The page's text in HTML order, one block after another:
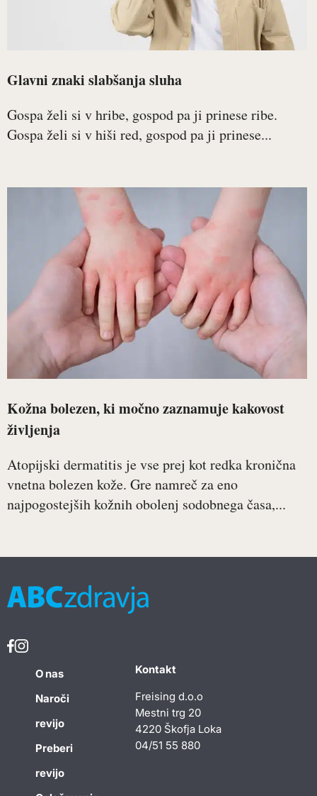
Glavni znaki slabšanja sluha
Gospa želi si v hribe, gospod pa ji prinese ribe.
Gospa želi si v hiši red, gospod pa ji prinese...
Kožna bolezen, ki močno zaznamuje kakovost
življenja
Atopijski dermatitis je vse prej kot redka kronična
vnetna bolezen kože. Gre namreč za eno
najpogostejših kožnih obolenj sodobnega časa,...
O nas
Naroči
revijo
Preberi
revijo
Kontakt
Freising d.o.o
Mestni trg 20
4220 Škofja Loka
04/51 55 880